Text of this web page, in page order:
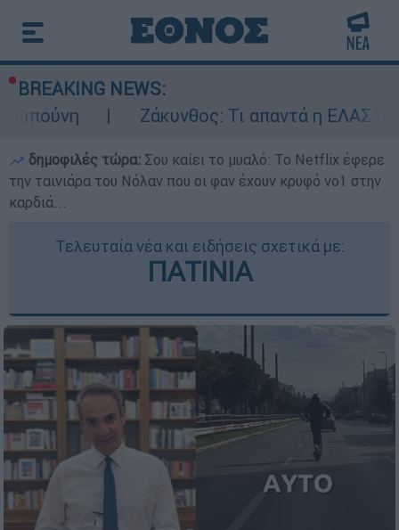
BREAKING NEWS:
Ζάκυνθος: Τι απαντά η ΕΛΑΣ για τους 8
δημοφιλές τώρα: Σου καίει το μυαλό: Το Netflix έφερε
την ταινιάρα του Νόλαν που οι φαν έχουν κρυφό νο1 στην
καρδιά...
Τελευταία νέα και ειδήσεις σχετικά με:
ΠΑΤΙΝΙΑ